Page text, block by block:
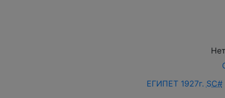
ЕГИПЕТ 1927г. SC#